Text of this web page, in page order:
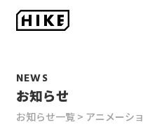
NEWS
お知らせ
お知らせ一覧 アニメーシ